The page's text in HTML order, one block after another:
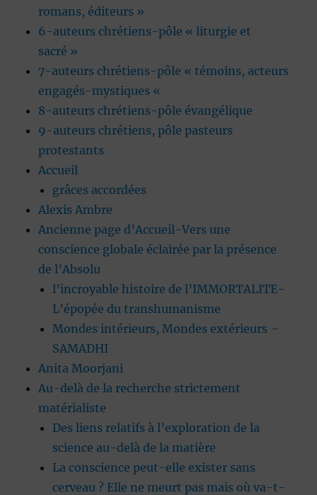
romans, éditeurs »
6-auteurs chrétiens-pôle « liturgie et
sacré »
7-auteurs chrétiens-pôle « témoins, acteurs
engagés-mystiques «
8-auteurs chrétiens-pôle évangélique
9-auteurs chrétiens, pôle pasteurs
protestants
Accueil
grâces accordées
Alexis Ambre
Ancienne page d’Accueil-Vers une
conscience globale éclairée par la présence
de l’Absolu
l’incroyable histoire de l’IMMORTALITE-
L’épopée du transhumanisme
Mondes intérieurs, Mondes extérieurs –
SAMADHI
Anita Moorjani
Au-delà de la recherche strictement
matérialiste
Des liens relatifs à l’exploration de la
science au-delà de la matière
La conscience peut-elle exister sans
cerveau ? Elle ne meurt pas mais où va-t-